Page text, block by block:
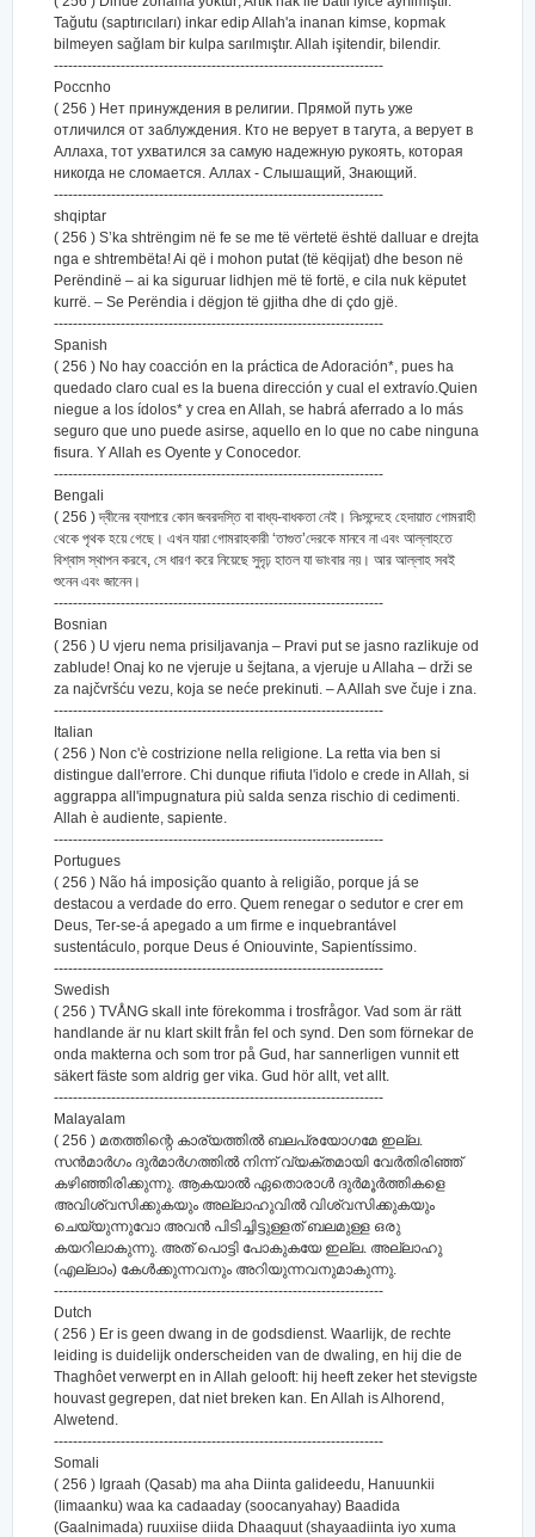
Tağutu (saptırıcıları) inkar edip Allah'a inanan kimse, kopmak
bilmeyen sağlam bir kulpa sarılmıştır. Allah işitendir, bilendir.
---------------------------------------------------------------------
Poccnho
( 256 ) Нет принуждения в религии. Прямой путь уже
отличился от заблуждения. Кто не верует в тагута, а верует в
Аллаха, тот ухватился за самую надежную рукоять, которая
никогда не сломается. Аллах - Слышащий, Знающий.
---------------------------------------------------------------------
shqiptar
( 256 ) S’ka shtrëngim në fe se me të vërtetë është dalluar e drejta
nga e shtrembëta! Ai që i mohon putat (të këqijat) dhe beson në
Perëndinë – ai ka siguruar lidhjen më të fortë, e cila nuk këputet
kurrë. – Se Perëndia i dëgjon të gjitha dhe di çdo gjë.
---------------------------------------------------------------------
Spanish
( 256 ) No hay coacción en la práctica de Adoración*, pues ha
quedado claro cual es la buena dirección y cual el extravío.Quien
niegue a los ídolos* y crea en Allah, se habrá aferrado a lo más
seguro que uno puede asirse, aquello en lo que no cabe ninguna
fisura. Y Allah es Oyente y Conocedor.
---------------------------------------------------------------------
Bengali
( 256 ) দ্বীনের ব্যাপারে কোন জবরদস্তি বা বাধ্য-বাধকতা নেই। নিঃসন্দেহে হেদায়াত গোমরাহী
থেকে পৃথক হয়ে গেছে। এখন যারা গোমরাহকারী ‘তাগুত’দেরকে মানবে না এবং আল্লাহতে
বিশ্বাস স্থাপন করবে, সে ধারণ করে নিয়েছে সুদৃঢ় হাতল যা ভাংবার নয়। আর আল্লাহ সবই
শুনেন এবং জানেন।
---------------------------------------------------------------------
Bosnian
( 256 ) U vjeru nema prisiljavanja – Pravi put se jasno razlikuje od
zablude! Onaj ko ne vjeruje u šejtana, a vjeruje u Allaha – drži se
za najčvršću vezu, koja se neće prekinuti. – A Allah sve čuje i zna.
---------------------------------------------------------------------
Italian
( 256 ) Non c'è costrizione nella religione. La retta via ben si
distingue dall'errore. Chi dunque rifiuta l'idolo e crede in Allah, si
aggrappa all'impugnatura più salda senza rischio di cedimenti.
Allah è audiente, sapiente.
---------------------------------------------------------------------
Portugues
( 256 ) Não há imposição quanto à religião, porque já se
destacou a verdade do erro. Quem renegar o sedutor e crer em
Deus, Ter-se-á apegado a um firme e inquebrantável
sustentáculo, porque Deus é Oniouvinte, Sapientíssimo.
---------------------------------------------------------------------
Swedish
( 256 ) TVÅNG skall inte förekomma i trosfrågor. Vad som är rätt
handlande är nu klart skilt från fel och synd. Den som förnekar de
onda makterna och som tror på Gud, har sannerligen vunnit ett
säkert fäste som aldrig ger vika. Gud hör allt, vet allt.
---------------------------------------------------------------------
Malayalam
( 256 ) മതത്തിന്റെ കാര്യത്തില്‍ ബലപ്രയോഗമേ ഇല്ല.
സന്‍മാര്‍ഗം ദുര്‍മാര്‍ഗത്തില്‍ നിന്ന് വ്യക്തമായി വേര്‍തിരിഞ്ഞ്
കഴിഞ്ഞിരിക്കുന്നു. ആകയാല്‍ ഏതൊരാള്‍ ദുര്‍മൂര്‍ത്തികളെ
അവിശ്വസിക്കുകയും അല്ലാഹുവില്‍ വിശ്വസിക്കുകയും
ചെയ്യുന്നുവോ അവന്‍ പിടിച്ചിട്ടുള്ളത് ബലമുള്ള ഒരു
കയറിലാകുന്നു. അത് പൊട്ടി പോകുകയേ ഇല്ല. അല്ലാഹു
(എല്ലാം) കേള്‍ക്കുന്നവനും അറിയുന്നവനുമാകുന്നു.
---------------------------------------------------------------------
Dutch
( 256 ) Er is geen dwang in de godsdienst. Waarlijk, de rechte
leiding is duidelijk onderscheiden van de dwaling, en hij die de
Thaghôet verwerpt en in Allah gelooft: hij heeft zeker het stevigste
houvast gegrepen, dat niet breken kan. En Allah is Alhorend,
Alwetend.
---------------------------------------------------------------------
Somali
( 256 ) Igraah (Qasab) ma aha Diinta galideedu, Hanuunkii
(limaanku) waa ka cadaaday (soocanyahay) Baadida
(Gaalnimada) ruuxiise diida Dhaaquut (shayaadiinta iyo xuma